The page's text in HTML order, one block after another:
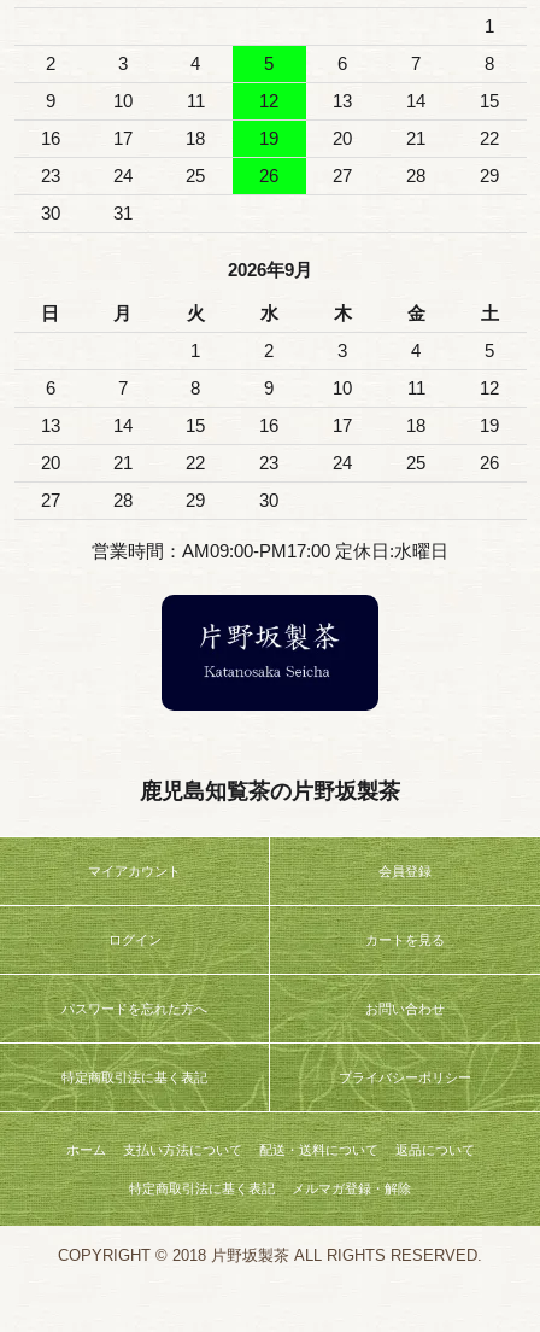
1
2
3 4 5 6 7
8
9
10 11 12 13 14
15
16
17 18 19 20 21
22
23
24 25 26 27 28
29
30
31
2026年9月
日 月 火 水 木 金
土
1
2 3 4
5
6
7 8 9 10 11
12
13
14 15 16 17 18
19
20
21 22 23 24 25
26
27
28 29 30
営業時間：AM09:00-PM17:00 定休日:水曜日
鹿児島知覧茶の片野坂製茶
マイアカウント 会員登録
ログイン カートを見る
パスワードを忘れた方へ お問い合わせ
特定商取引法に基く表記 プライバシーポリシー
ホーム 支払い方法について 配送・送料について 返品について
特定商取引法に基く表記 メルマガ登録・解除
COPYRIGHT © 2018 片野坂製茶 ALL RIGHTS RESERVED.